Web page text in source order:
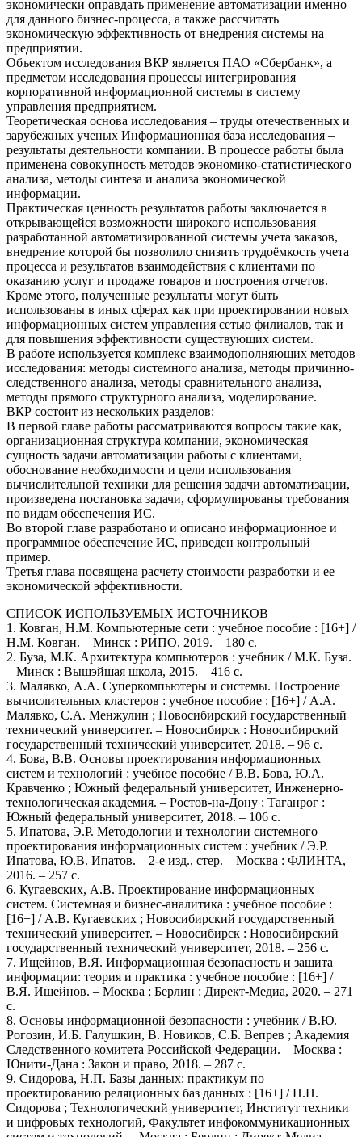
экономически оправдать применение автоматизации именно
для данного бизнес-процесса, а также рассчитать
экономическую эффективность от внедрения системы на
предприятии.
Объектом исследования ВКР является ПАО «Сбербанк», а
предметом исследования процессы интегрирования
корпоративной информационной системы в систему
управления предприятием.
Теоретическая основа исследования – труды отечественных и
зарубежных ученых Информационная база исследования –
результаты деятельности компании. В процессе работы была
применена совокупность методов экономико-статистического
анализа, методы синтеза и анализа экономической
информации.
Практическая ценность результатов работы заключается в
открывающейся возможности широкого использования
разработанной автоматизированной системы учета заказов,
внедрение которой бы позволило снизить трудоёмкость учета
процесса и результатов взаимодействия с клиентами по
оказанию услуг и продаже товаров и построения отчетов.
Кроме этого, полученные результаты могут быть
использованы в иных сферах как при проектировании новых
информационных систем управления сетью филиалов, так и
для повышения эффективности существующих систем.
В работе используется комплекс взаимодополняющих методов
исследования: методы системного анализа, методы причинно-
следственного анализа, методы сравнительного анализа,
методы прямого структурного анализа, моделирование.
ВКР состоит из нескольких разделов:
В первой главе работы рассматриваются вопросы такие как,
организационная структура компании, экономическая
сущность задачи автоматизации работы с клиентами,
обоснование необходимости и цели использования
вычислительной техники для решения задачи автоматизации,
произведена постановка задачи, сформулированы требования
по видам обеспечения ИС.
Во второй главе разработано и описано информационное и
программное обеспечение ИС, приведен контрольный
пример.
Третья глава посвящена расчету стоимости разработки и ее
экономической эффективности.
СПИСОК ИСПОЛЬЗУЕМЫХ ИСТОЧНИКОВ
1. Ковган, Н.М. Компьютерные сети : учебное пособие : [16+] /
Н.М. Ковган. – Минск : РИПО, 2019. – 180 с.
2. Буза, М.К. Архитектура компьютеров : учебник / М.К. Буза.
– Минск : Вышэйшая школа, 2015. – 416 с.
3. Малявко, А.А. Суперкомпьютеры и системы. Построение
вычислительных кластеров : учебное пособие : [16+] / А.А.
Малявко, С.А. Менжулин ; Новосибирский государственный
технический университет. – Новосибирск : Новосибирский
государственный технический университет, 2018. – 96 с.
4. Бова, В.В. Основы проектирования информационных
систем и технологий : учебное пособие / В.В. Бова, Ю.А.
Кравченко ; Южный федеральный университет, Инженерно-
технологическая академия. – Ростов-на-Дону ; Таганрог :
Южный федеральный университет, 2018. – 106 с.
5. Ипатова, Э.Р. Методологии и технологии системного
проектирования информационных систем : учебник / Э.Р.
Ипатова, Ю.В. Ипатов. – 2-е изд., стер. – Москва : ФЛИНТА,
2016. – 257 с.
6. Кугаевских, А.В. Проектирование информационных
систем. Системная и бизнес-аналитика : учебное пособие :
[16+] / А.В. Кугаевских ; Новосибирский государственный
технический университет. – Новосибирск : Новосибирский
государственный технический университет, 2018. – 256 с.
7. Ищейнов, В.Я. Информационная безопасность и защита
информации: теория и практика : учебное пособие : [16+] /
В.Я. Ищейнов. – Москва ; Берлин : Директ-Медиа, 2020. – 271
с.
8. Основы информационной безопасности : учебник / В.Ю.
Рогозин, И.Б. Галушкин, В. Новиков, С.Б. Вепрев ; Академия
Следственного комитета Российской Федерации. – Москва :
Юнити-Дана : Закон и право, 2018. – 287 с.
9. Сидорова, Н.П. Базы данных: практикум по
проектированию реляционных баз данных : [16+] / Н.П.
Сидорова ; Технологический университет, Институт техники
и цифровых технологий, Факультет инфокоммуникационных